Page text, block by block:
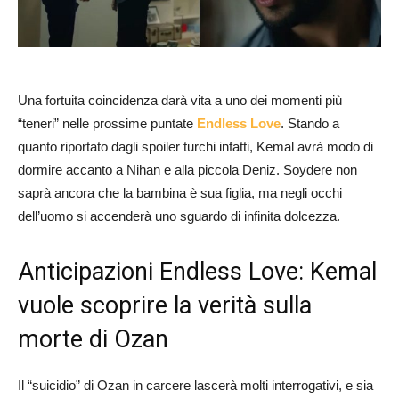
Una fortuita coincidenza darà vita a uno dei momenti più
“teneri” nelle prossime puntate Endless Love. Stando a
quanto riportato dagli spoiler turchi infatti, Kemal avrà modo di
dormire accanto a Nihan e alla piccola Deniz. Soydere non
saprà ancora che la bambina è sua figlia, ma negli occhi
dell’uomo si accenderà uno sguardo di infinita dolcezza.
Anticipazioni Endless Love: Kemal
vuole scoprire la verità sulla
morte di Ozan
Il “suicidio” di Ozan in carcere lascerà molti interrogativi, e sia